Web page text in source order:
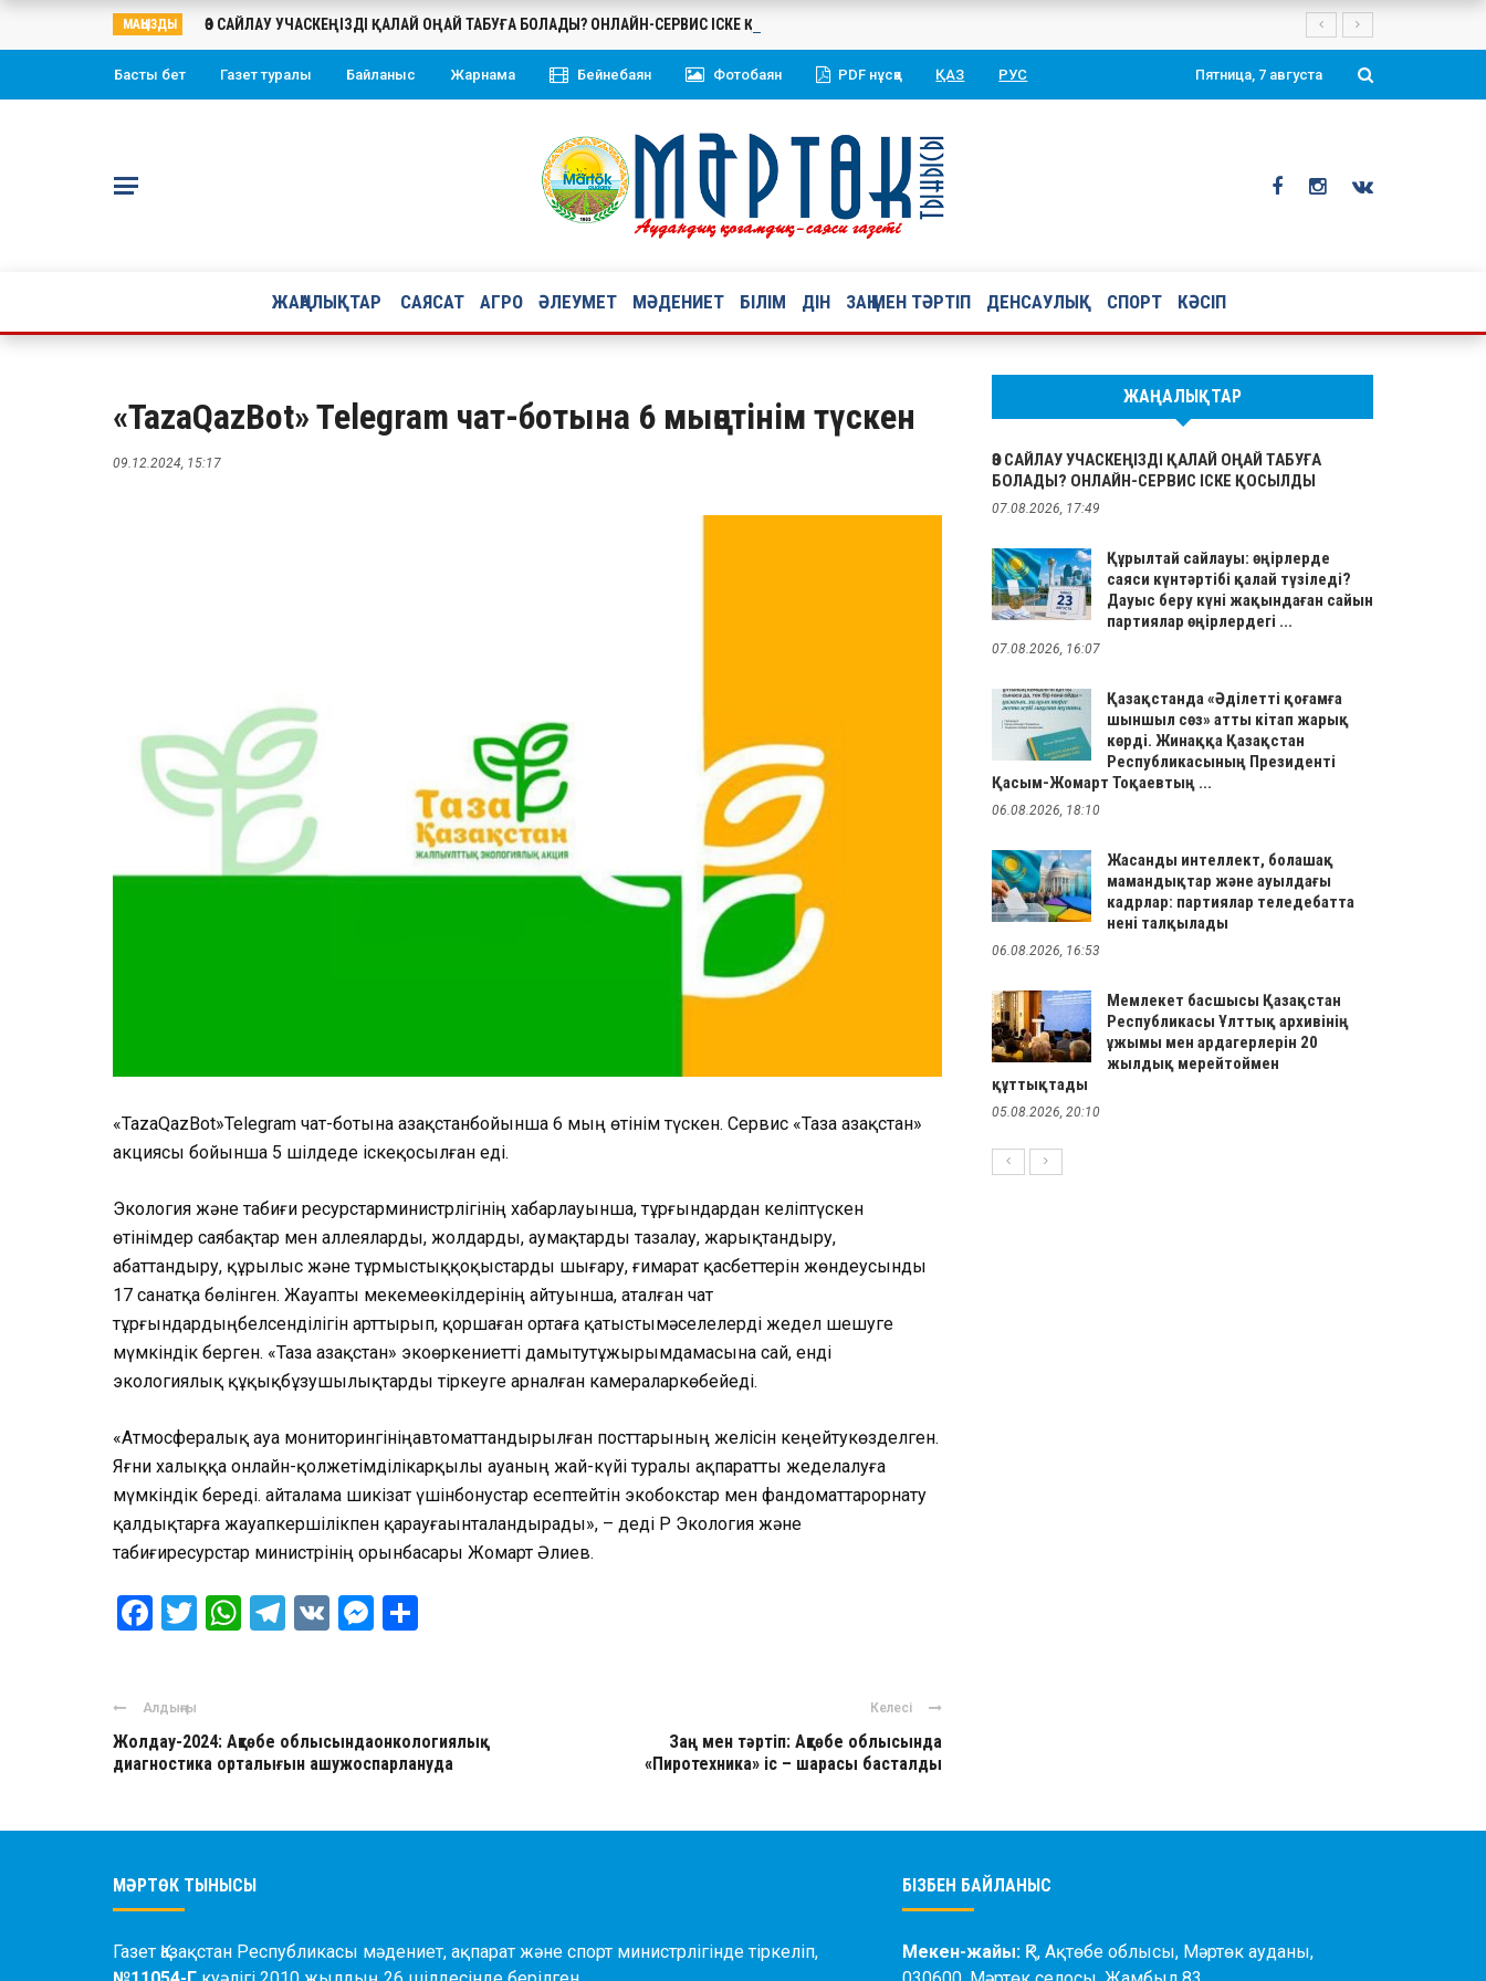
МАҢЫЗДЫ ӨЗ САЙЛАУ УЧАСКЕҢІЗДІ ҚАЛАЙ ОҢАЙ ТАБУҒА БОЛАДЫ? ОНЛАЙН-СЕРВИС ІСКЕ ҚОСЫЛДЫ
Басты бет Газет туралы Байланыс Жарнама Бейнебаян Фотобаян PDF нұсқа ҚАЗ РУС Пятница, 7 августа
ЖАҢАЛЫҚТАР САЯСАТ АГРО ӘЛЕУМЕТ МӘДЕНИЕТ БІЛІМ ДІН ЗАҢ МЕН ТӘРТІП ДЕНСАУЛЫҚ СПОРТ КӘСІП
«TazaQazBot» Telegram чат-ботына 6 мыңөтінім түскен
09.12.2024, 15:17
«TazaQazBot»Telegram чат-ботына Қазақстанбойынша 6 мың өтінім түскен. Сервис «Таза Қазақстан»
акциясы бойынша 5 шілдеде іскеқосылған еді.
Экология және табиғи ресурстарминистрлігінің хабарлауынша, тұрғындардан келіптүскен
өтінімдер саябақтар мен аллеяларды, жолдарды, аумақтарды тазалау, жарықтандыру,
абаттандыру, құрылыс және тұрмыстыққоқыстарды шығару, ғимарат қасбеттерін жөндеусынды
17 санатқа бөлінген. Жауапты мекемеөкілдерінің айтуынша, аталған чат
тұрғындардыңбелсенділігін арттырып, қоршаған ортаға қатыстымәселелерді жедел шешуге
мүмкіндік берген. «Таза Қазақстан» экоөркениетті дамытутұжырымдамасына сай, енді
экологиялық құқықбұзушылықтарды тіркеуге арналған камераларкөбейеді.
«Атмосфералық ауа мониторингініңавтоматтандырылған посттарының желісін кеңейтукөзделген.
Яғни халыққа онлайн-қолжетімділікарқылы ауаның жай-күйі туралы ақпаратты жеделалуға
мүмкіндік береді. Қайталама шикізат үшінбонустар есептейтін экобокстар мен фандоматтарорнату
қалдықтарға жауапкершілікпен қарауғаынталандырады», – деді ҚР Экология және
табиғиресурстар министрінің орынбасары Жомарт Әлиев.
Facebook
Twitter
WhatsApp
Telegram
VK Messenger
Алдыңғы
Жолдау-2024: Ақтөбе облысындаонкологиялық
диагностика орталығын ашужоспарлануда
Келесі
Заң мен тәртіп: Ақтөбе облысында
«Пиротехника» іс – шарасы басталды
ЖАҢАЛЫҚТАР
ӨЗ САЙЛАУ УЧАСКЕҢІЗДІ ҚАЛАЙ ОҢАЙ ТАБУҒА
БОЛАДЫ? ОНЛАЙН-СЕРВИС ІСКЕ ҚОСЫЛДЫ
07.08.2026, 17:49
Құрылтай сайлауы: өңірлерде
саяси күнтәртібі қалай түзіледі?
Дауыс беру күні жақындаған сайын
партиялар өңірлердегі ...
07.08.2026, 16:07
Қазақстанда «Әділетті қоғамға
шыншыл сөз» атты кітап жарық
көрді. Жинаққа Қазақстан
Республикасының Президенті
Қасым-Жомарт Тоқаевтың ...
06.08.2026, 18:10
Жасанды интеллект, болашақ
мамандықтар және ауылдағы
кадрлар: партиялар теледебатта
нені талқылады
06.08.2026, 16:53
Мемлекет басшысы Қазақстан
Республикасы Ұлттық архивінің
ұжымы мен ардагерлерін 20
жылдық мерейтоймен
құттықтады
05.08.2026, 20:10
МӘРТӨК ТЫНЫСЫ
Газет Қазақстан Республикасы мәдениет, ақпарат және спорт министрлігінде тіркеліп,
БІЗБЕН БАЙЛАНЫС
Мекен-жайы: ҚР, Ақтөбе облысы, Мәртөк ауданы,